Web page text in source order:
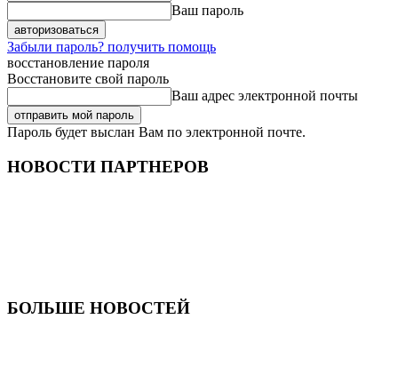
Ваш пароль
Забыли пароль? получить помощь
восстановление пароля
Восстановите свой пароль
Ваш адрес электронной почты
Пароль будет выслан Вам по электронной почте.
НОВОСТИ ПАРТНЕРОВ
БОЛЬШЕ НОВОСТЕЙ